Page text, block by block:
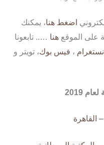
اضغط هنا، يمكنك
هنا ….. تابعونا
، فيس بوك، تويتر و
2019
القاهرة